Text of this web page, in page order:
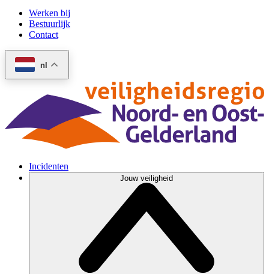
Werken bij
Bestuurlijk
Contact
nl
Incidenten
Jouw veiligheid